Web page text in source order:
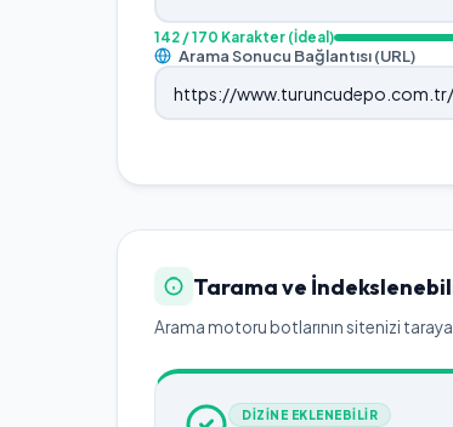
142 / 170 Karakter (İdeal)
Arama Sonucu Bağlantısı (URL)
Tarama ve
Arama motoru botlarının sitenizi
DİZİNE EKLENEBİLİR